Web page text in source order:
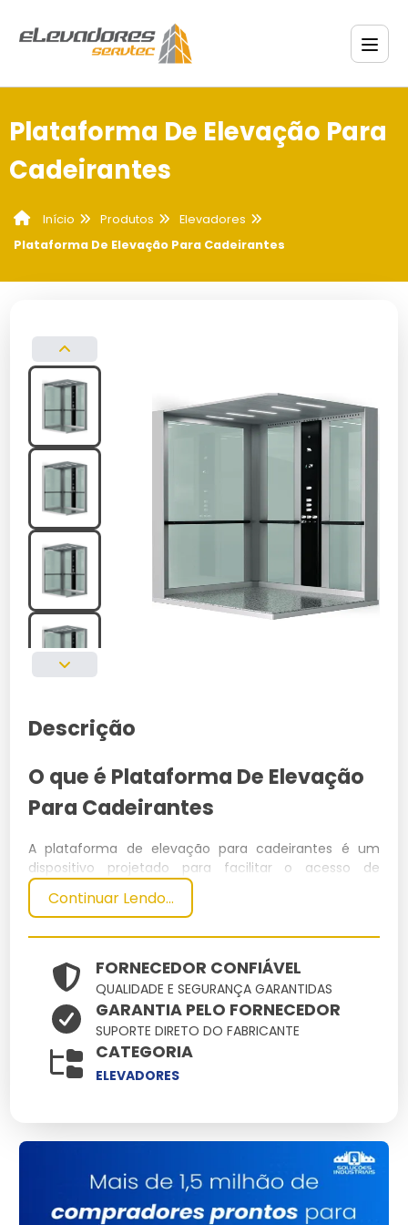
Plataforma De Elevação Para
Cadeirantes
Início Produtos
Elevadores
Plataforma De Elevação Para Cadeirantes
Descrição
O que é Plataforma De Elevação
Para Cadeirantes
A plataforma de elevação para cadeirantes é um
dispositivo projetado para facilitar o acesso de
usuários de cadeiras de rodas a diferentes níveis de
um edifício. Ela proporciona mobilidade vertical segura
Especificações Técnicas
Dimensões
(cm)
Peso
(kg)
MaterialCapacidade
120 x 90 x
300
Principais Características e
Benefícios
Segurança:Equipado com sensores de segurança
Continuar Lendo...
FORNECEDOR CONFIÁVEL
QUALIDADE E SEGURANÇA GARANTIDAS
GARANTIA PELO FORNECEDOR
SUPORTE DIRETO DO FABRICANTE
CATEGORIA
ELEVADORES